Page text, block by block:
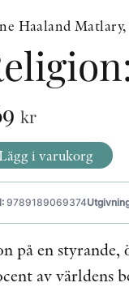
Haaland
kr
i varukorg
9789189069374
på en
av världens